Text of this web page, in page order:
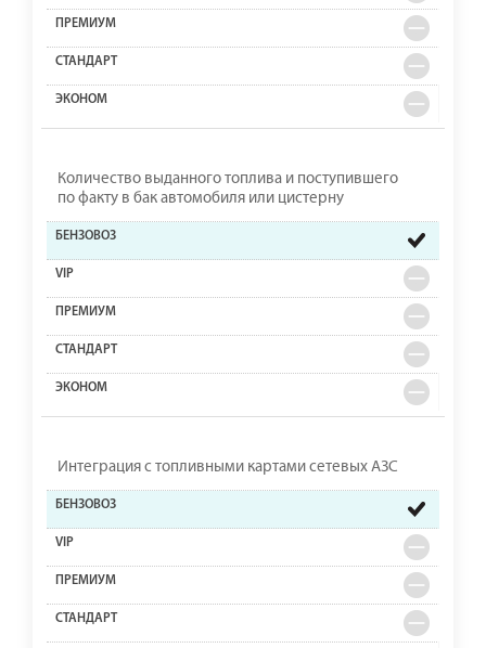
Количество выданного топлива и поступившего
по факту в бак автомобиля или цистерну
Интеграция с топливными картами сетевых АЗС